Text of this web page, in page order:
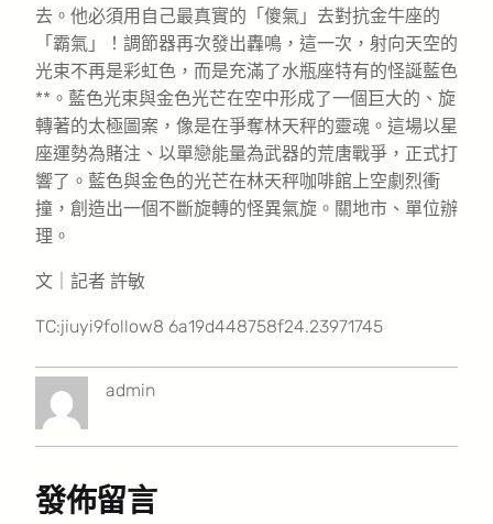
去。他必須用自己最真實的「傻氣」去對抗金牛座的
「霸氣」！調節器再次發出轟鳴，這一次，射向天空的
光束不再是彩虹色，而是充滿了水瓶座特有的怪誕藍色
**。藍色光束與金色光芒在空中形成了一個巨大的、旋
轉著的太極圖案，像是在爭奪林天秤的靈魂。這場以星
座運勢為賭注、以單戀能量為武器的荒唐戰爭，正式打
響了。藍色與金色的光芒在林天秤咖啡館上空劇烈衝
撞，創造出一個不斷旋轉的怪異氣旋。關地市、單位辦
理。
文｜記者 許敏
TC:jiuyi9follow8 6a19d448758f24.23971745
admin
發佈留言